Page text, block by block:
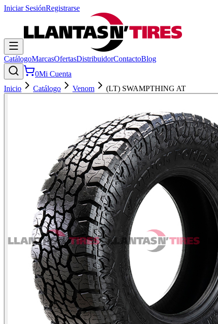
Iniciar SesiónRegistrarse
CatálogoMarcasOfertasDistribuidorContactoBlog
0Mi Cuenta
Inicio
Catálogo Venom (LT) SWAMPTHING AT